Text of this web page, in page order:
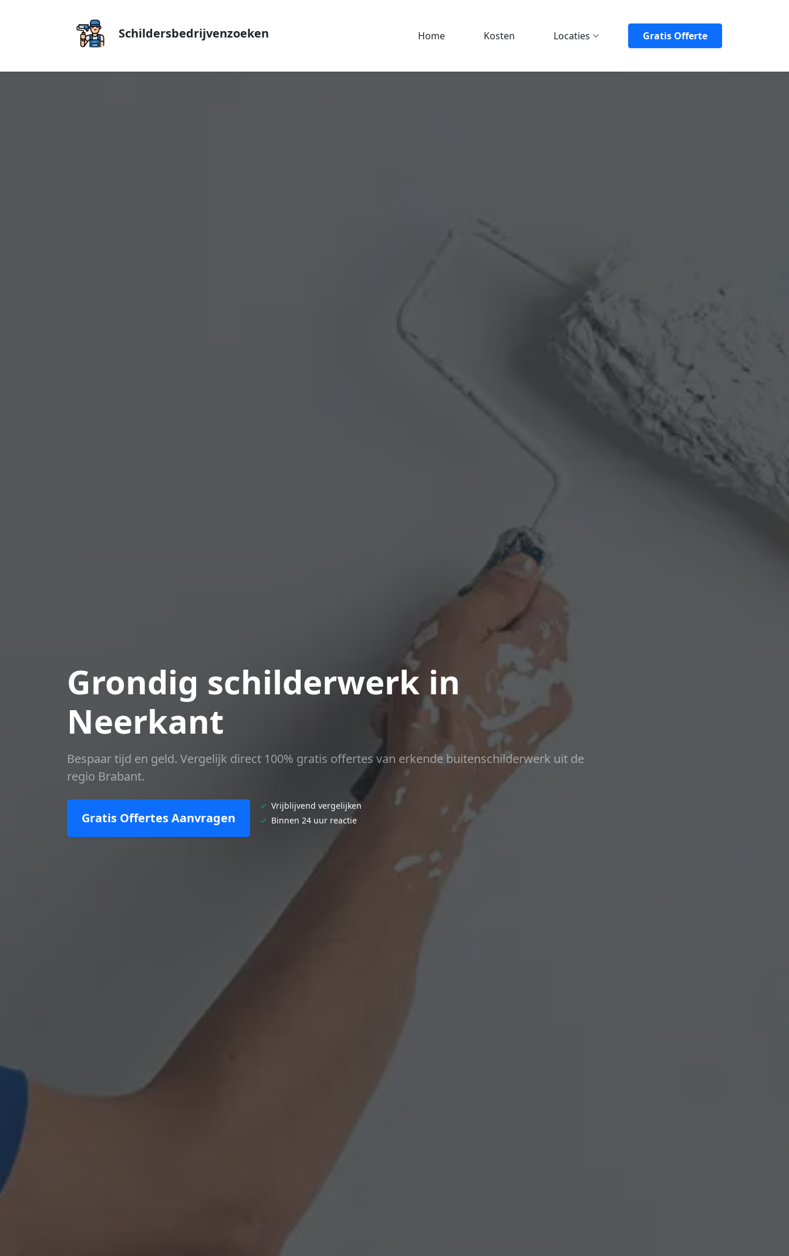
Schildersbedrijvenzoeken Home Kosten Locaties Gratis Offerte
Grondig schilderwerk in
Neerkant
Bespaar tijd en geld. Vergelijk direct 100% gratis offertes van erkende buitenschilderwerk uit de
regio Brabant.
Gratis Offertes Aanvragen
✓ Vrijblijvend vergelijken
✓ Binnen 24 uur reactie